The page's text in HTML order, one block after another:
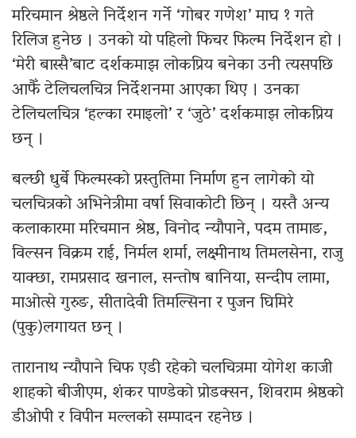
मरिचमान श्रेष्ठले निर्देशन गर्ने ‘गोबर गणेश’ माघ १ गते
रिलिज हुनेछ । उनको यो पहिलो फिचर फिल्म निर्देशन हो ।
‘मेरी बास्सै’बाट दर्शकमाझ लोकप्रिय बनेका उनी त्यसपछि
आफैँ टेलिचलचित्र निर्देशनमा आएका थिए । उनका
टेलिचलचित्र ‘हल्का रमाइलो’ र ‘जुठे’ दर्शकमाझ लोकप्रिय
छन् ।
बल्छी धुर्बे फिल्मस्को प्रस्तुतिमा निर्माण हुन लागेको यो
चलचित्रको अभिनेत्रीमा वर्षा सिवाकोटी छिन् । यस्तै अन्य
कलाकारमा मरिचमान श्रेष्ठ, विनोद न्यौपाने, पदम तामाङ,
विल्सन विक्रम राई, निर्मल शर्मा, लक्ष्मीनाथ तिमलसेना, राजु
याक्छा, रामप्रसाद खनाल, सन्तोष बानिया, सन्दीप लामा,
माओत्से गुरुङ, सीतादेवी तिमल्सिना र पुजन घिमिरे
(पुकु)लगायत छन् ।
तारानाथ न्यौपाने चिफ एडी रहेको चलचित्रमा योगेश काजी
शाहको बीजीएम, शंकर पाण्डेको प्रोडक्सन, शिवराम श्रेष्ठको
डीओपी र विपीन मल्लको सम्पादन रहनेछ ।